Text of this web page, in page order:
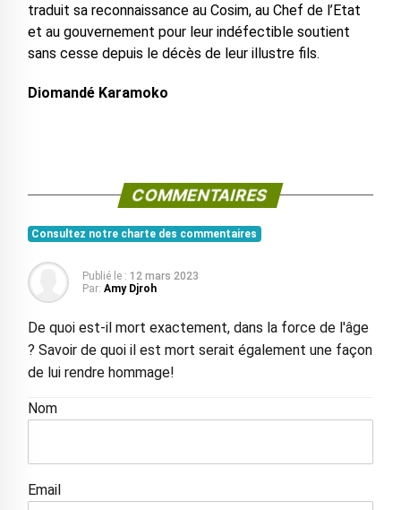
traduit sa reconnaissance au Cosim, au Chef de l’Etat
et au gouvernement pour leur indéfectible soutient
sans cesse depuis le décès de leur illustre fils.
Diomandé Karamoko
COMMENTAIRES
Consultez notre charte des commentaires
Publié le : 12 mars 2023
Par: Amy Djroh
De quoi est-il mort exactement, dans la force de l'âge
? Savoir de quoi il est mort serait également une façon
de lui rendre hommage!
Nom
Email